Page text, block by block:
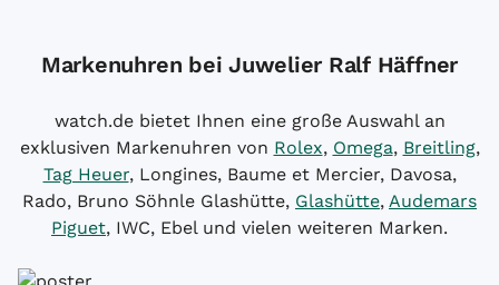
Markenuhren bei Juwelier Ralf Häffner
watch.de bietet Ihnen eine große Auswahl an
exklusiven Markenuhren von Rolex, Omega, Breitling,
Tag Heuer, Longines, Baume et Mercier, Davosa,
Rado, Bruno Söhnle Glashütte, Glashütte, Audemars
Piguet, IWC, Ebel und vielen weiteren Marken.